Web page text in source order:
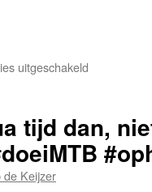
uitgeschakeld
tijd dan,
de Keijzer